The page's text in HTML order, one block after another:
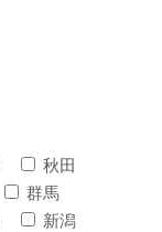
秋田
群馬
新潟